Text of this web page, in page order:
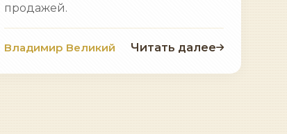
продажей.
Владимир Великий Читать далее